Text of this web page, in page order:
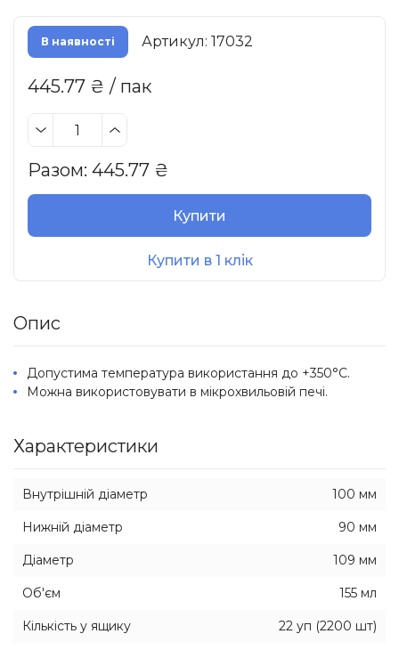
В наявності Артикул: 17032
445.77 ₴ / пак
Разом: 445.77 ₴
Купити
Купити в 1 клік
Опис
Допустима температура використання до +350°C.
Можна використовувати в мікрохвильовій печі.
Характеристики
Внутрішній діаметр 100 мм
Нижній діаметр 90 мм
Діаметр 109 мм
Об'єм 155 мл
Кількість у ящику 22 уп (2200 шт)